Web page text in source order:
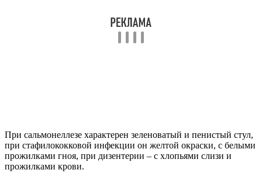
При сальмонеллезе характерен зеленоватый и пенистый стул,
при стафилококковой инфекции он желтой окраски, с белыми
прожилками гноя, при дизентерии – с хлопьями слизи и
прожилками крови.